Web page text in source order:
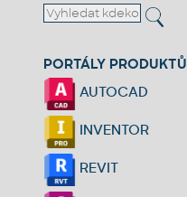
PORTÁLY PRODUKTŮ
AUTOCAD
INVENTOR
REVIT